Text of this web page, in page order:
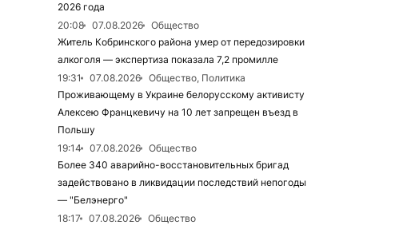
2026 года
20:08
07.08.2026
Общество
Житель Кобринского района умер от передозировки
алкоголя — экспертиза показала 7,2 промилле
19:31
07.08.2026
Общество, Политика
Проживающему в Украине белорусскому активисту
Алексею Францкевичу на 10 лет запрещен въезд в
Польшу
19:14
07.08.2026
Общество
Более 340 аварийно-восстановительных бригад
задействовано в ликвидации последствий непогоды
— "Белэнерго"
18:17
07.08.2026
Общество